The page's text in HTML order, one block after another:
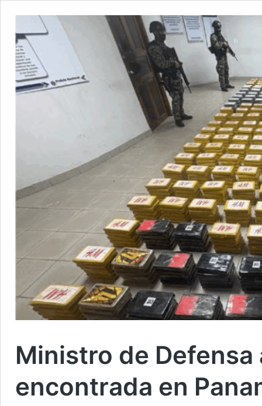
Ministro de
encontrada en